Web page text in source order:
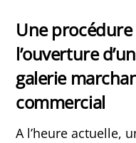
Une
l’ouverture
galerie
commercial
A l’heure actuelle,